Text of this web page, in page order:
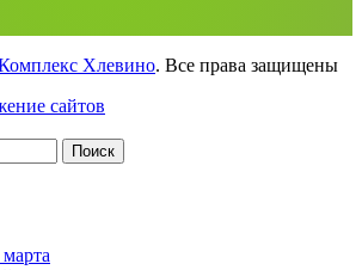
Хлевино. Все права защищены
сайтов
Поиск